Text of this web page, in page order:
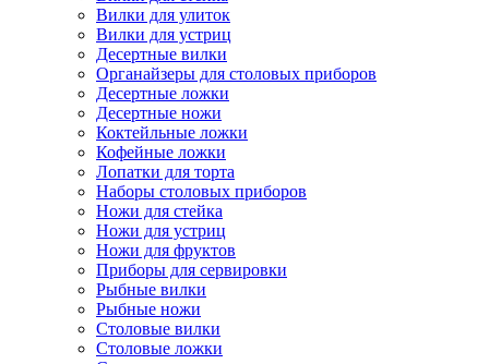
Вилки для улиток
Вилки для устриц
Десертные вилки
Органайзеры для столовых приборов
Десертные ложки
Десертные ножи
Коктейльные ложки
Кофейные ложки
Лопатки для торта
Наборы столовых приборов
Ножи для стейка
Ножи для устриц
Ножи для фруктов
Приборы для сервировки
Рыбные вилки
Рыбные ножи
Столовые вилки
Столовые ложки